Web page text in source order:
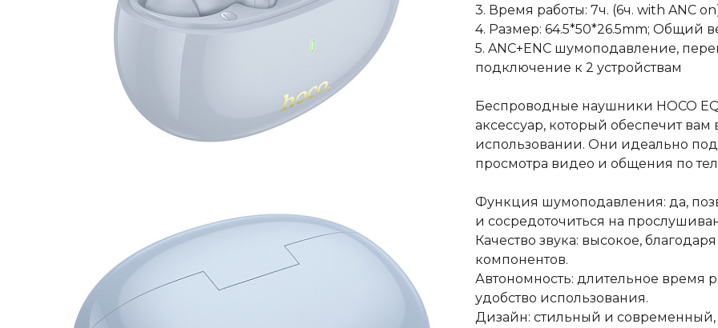
3. Время работы: 7ч. (6ч. with ANC
4. Размер: 64.5*50*26.5mm; Общий
5. ANC+ENC шумоподавление,
подключение к 2 устройствам
Беспроводные наушники HOCO
аксессуар, который обеспечит
использовании. Они идеально
просмотра видео и общения по
Функция шумоподавления: да,
и сосредоточиться на
Качество звука: высокое,
компонентов.
Автономность: длительное время
удобство использования.
Дизайн: стильный и современный,